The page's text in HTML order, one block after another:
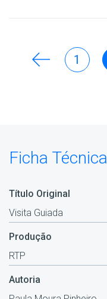
1
Ficha Técnica
Título Original
Visita Guiada
Produção
RTP
Autoria